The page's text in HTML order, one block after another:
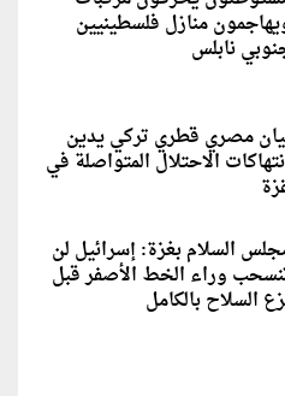
منازل فلسطينيين
نابلس
مصري قطري تركي يدين
الاحتلال المتواصلة في
السلام بغزة: إسرائيل لن
وراء الخط الأصفر قبل
السلاح بالكامل